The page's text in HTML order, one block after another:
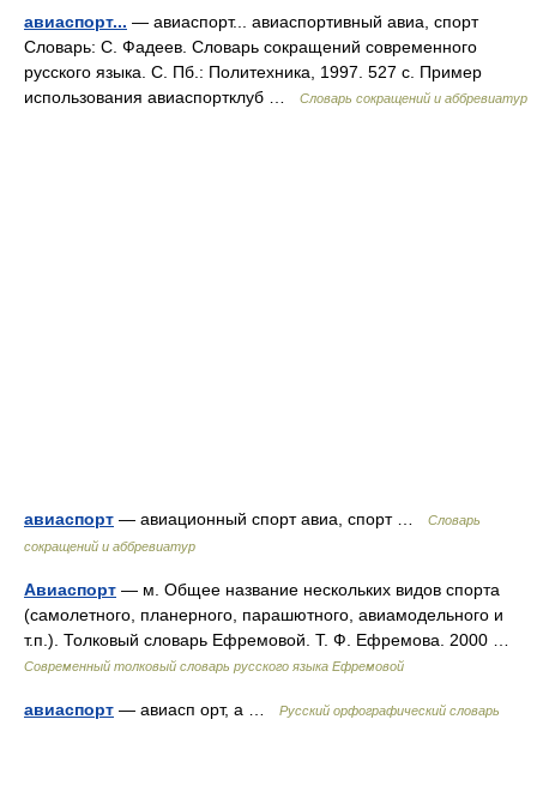
авиаспорт... — авиаспорт... авиаспортивный авиа, спорт
Словарь: С. Фадеев. Словарь сокращений современного
русского языка. С. Пб.: Политехника, 1997. 527 с. Пример
использования авиаспортклуб …
Словарь сокращений и аббревиатур
авиаспорт — авиационный спорт авиа, спорт …
Словарь
сокращений и аббревиатур
Авиаспорт — м. Общее название нескольких видов спорта
(самолетного, планерного, парашютного, авиамодельного и
т.п.). Толковый словарь Ефремовой. Т. Ф. Ефремова. 2000 …
Современный толковый словарь русского языка Ефремовой
авиаспорт — авиасп орт, а … Русский орфографический словарь